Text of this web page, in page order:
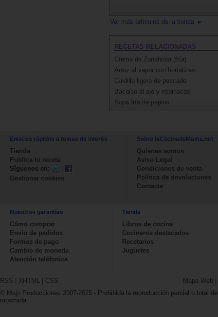
Ver más artículos de la tienda
RECETAS RELACIONADAS
Crema de Zanahoria (fría)
Arroz al vapor con hortalizas
Caldillo ligero de pescado
Bacalao al ajo y espinacas
Sopa fría de pepino
Enlaces rápidos a temas de interés
Tienda
Publica tu receta
Síguenos en:
|
Gestionar cookies
Sobre laCocinadeMama.net
Quienes somos
Aviso Legal
Condiciones de venta
Política de devoluciones
Contacta
Nuestras garantías
Cómo comprar
Envío de pedidos
Formas de pago
Cambio de moneda
Atención teléfonica
Tienda
Libros de cocina
Cocineros destacados
Recetarios
Juguetes
RSS | XHTML | CSS Mapa Web |
© Majo Producciones 2007-2025 - Prohibida la reproducción parcial o total
mostrada